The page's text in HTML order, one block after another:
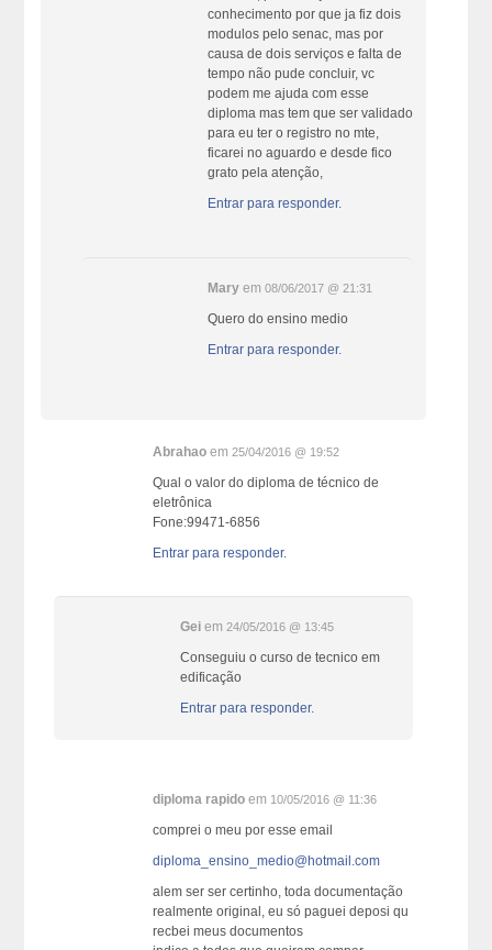
conhecimento por que ja fiz dois
modulos pelo senac, mas por
causa de dois serviços e falta de
tempo não pude concluir, vc
podem me ajuda com esse
diploma mas tem que ser validado
para eu ter o registro no mte,
ficarei no aguardo e desde fico
grato pela atenção,
Entrar para responder.
Mary em08/06/2017 @ 21:31
Quero do ensino medio
Entrar para responder.
Abrahao em25/04/2016 @ 19:52
Qual o valor do diploma de técnico de
eletrônica
Fone:99471-6856
Entrar para responder.
Gei em 24/05/2016 @ 13:45
Conseguiu o curso de tecnico em
edificação
Entrar para responder.
diploma rapido em 10/05/2016 @ 11:36
comprei o meu por esse email
diploma_ensino_medio@hotmail.com
alem ser ser certinho, toda documentação
realmente original, eu só paguei deposi qu
recbei meus documentos